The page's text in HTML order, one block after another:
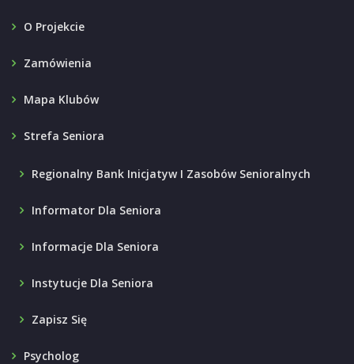
O Projekcie
Zamówienia
Mapa Klubów
Strefa Seniora
Regionalny Bank Inicjatyw I Zasobów Senioralnych
Informator Dla Seniora
Informacje Dla Seniora
Instytucje Dla Seniora
Zapisz Się
Psycholog